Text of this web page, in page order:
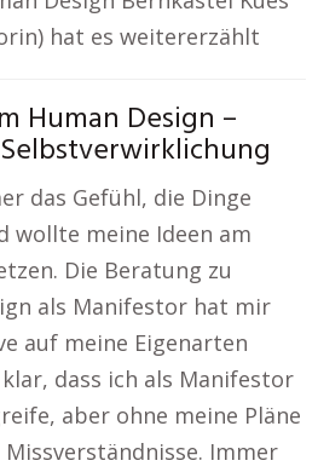
hat es weitererzählt
Human Design –
das Gefühl, die Dinge
wollte meine Ideen am
Die Beratung zu
als Manifestor hat mir
auf meine Eigenarten
dass ich als Manifestor
aber ohne meine Pläne
Immer